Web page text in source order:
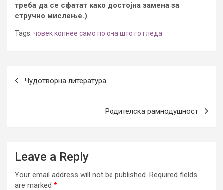
треба да се сфатат како достојна замена за
стручно мислење.)
Tags: човек копнее само по она што го гледа
navigation
Чудотворна литература
Родителска рамнодушност
Leave a Reply
Your email address will not be published. Required fields
are marked *